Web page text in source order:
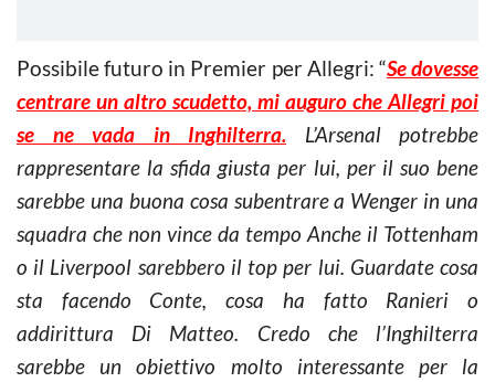
Possibile futuro in Premier per Allegri: “Se dovesse
centrare un altro scudetto, mi auguro che Allegri poi
se ne vada in Inghilterra. L’Arsenal potrebbe
rappresentare la sfida giusta per lui, per il suo bene
sarebbe una buona cosa subentrare a Wenger in una
squadra che non vince da tempo Anche il Tottenham
o il Liverpool sarebbero il top per lui. Guardate cosa
sta facendo Conte, cosa ha fatto Ranieri o
addirittura Di Matteo. Credo che l’Inghilterra
sarebbe un obiettivo molto interessante per la